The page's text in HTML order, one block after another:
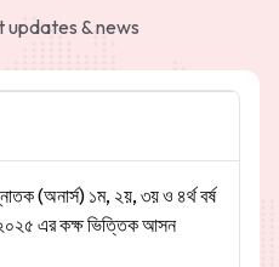
& news
(অনার্স) ১ম, ২য়, ৩য় ও ৪র্থ বর্ষ
২০২৫ এর কক্ষ ভিত্তিক আসন